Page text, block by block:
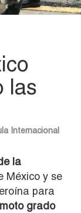
las
Internacional
la
México y se
para
grado